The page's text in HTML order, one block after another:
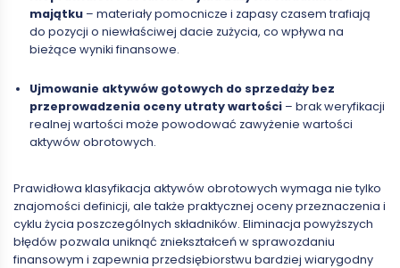
majątku – materiały pomocnicze i zapasy czasem trafiają
do pozycji o niewłaściwej dacie zużycia, co wpływa na
bieżące wyniki finansowe.
Ujmowanie aktywów gotowych do sprzedaży bez
przeprowadzenia oceny utraty wartości – brak weryfikacji
realnej wartości może powodować zawyżenie wartości
aktywów obrotowych.
Prawidłowa klasyfikacja aktywów obrotowych wymaga nie tylko
znajomości definicji, ale także praktycznej oceny przeznaczenia i
cyklu życia poszczególnych składników. Eliminacja powyższych
błędów pozwala uniknąć zniekształceń w sprawozdaniu
finansowym i zapewnia przedsiębiorstwu bardziej wiarygodny